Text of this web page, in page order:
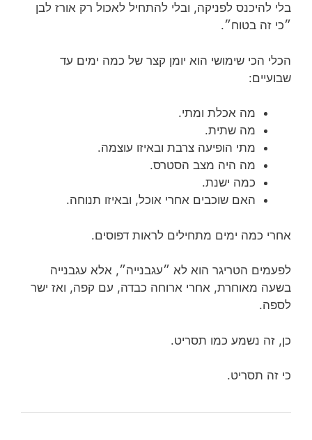
בלי להיכנס לפניקה, ובלי להתחיל לאכול רק אורז לבן
״כי זה בטוח״.
הכלי הכי שימושי הוא יומן קצר של כמה ימים עד
שבועיים:
מה אכלת ומתי.
מה שתית.
מתי הופיעה צרבת ובאיזו עוצמה.
מה היה מצב הסטרס.
כמה ישנת.
האם שוכבים אחרי אוכל, ובאיזו תנוחה.
אחרי כמה ימים מתחילים לראות דפוסים.
לפעמים הטריגר הוא לא ״עגבנייה״, אלא עגבנייה
בשעה מאוחרת, אחרי ארוחה כבדה, עם קפה, ואז ישר
לספה.
כן, זה נשמע כמו תסריט.
כי זה תסריט.